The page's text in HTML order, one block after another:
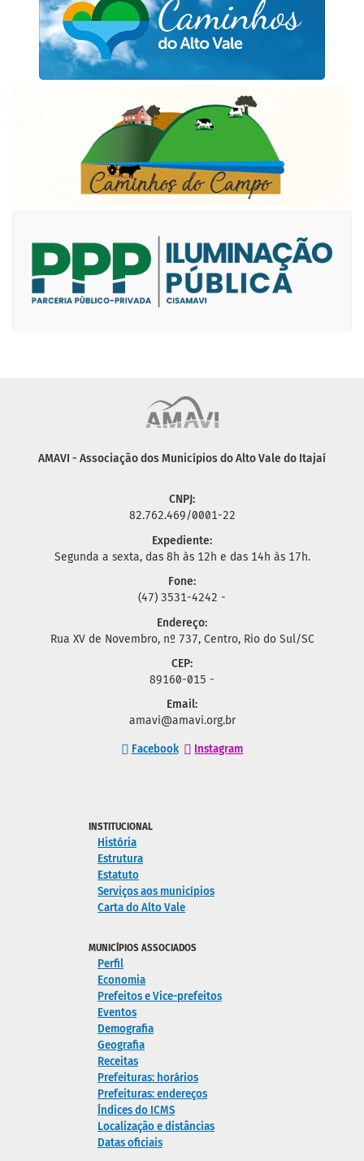
AMAVI - Associação dos Municípios do Alto Vale do Itajaí
CNPJ:
82.762.469/0001-22
Expediente:
Segunda a sexta, das 8h às 12h e das 14h às 17h.
Fone:
(47) 3531-4242 -
Endereço:
Rua XV de Novembro, nº 737, Centro, Rio do Sul/SC
CEP:
89160-015 -
Email:
amavi@amavi.org.br
Facebook Instagram
INSTITUCIONAL
História
Estrutura
Estatuto
Serviços aos municípios
Carta do Alto Vale
MUNICÍPIOS ASSOCIADOS
Perfil
Economia
Prefeitos e Vice-prefeitos
Eventos
Demografia
Geografia
Receitas
Prefeituras: horários
Prefeituras: endereços
Índices do ICMS
Localização e distâncias
Datas oficiais